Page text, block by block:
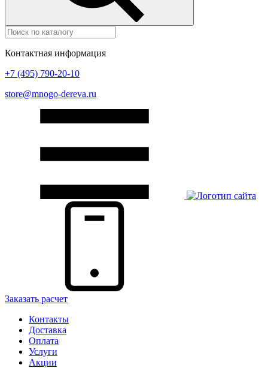
Контактная информация
+7 (495) 790-20-10
store@mnogo-dereva.ru
Заказать расчет
Контакты
Доставка
Оплата
Услуги
Акции